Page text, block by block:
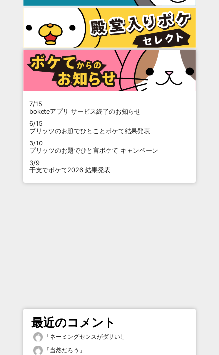
7/15
boketeアプリ サービス終了のお知らせ
6/15
プリッツのお題でひとことボケて結果発表
3/10
プリッツのお題でひと言ボケて キャンペーン
3/9
干支でボケて2026 結果発表
最近のコメント
「ネーミングセンスがダサい! 」
「当然だろう 」